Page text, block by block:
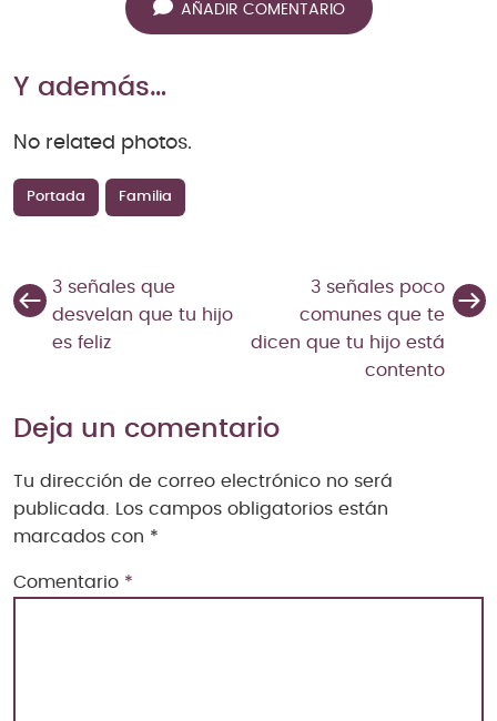
AÑADIR COMENTARIO
Y además…
No related photos.
Portada Familia
3 señales que
desvelan que tu hijo
es feliz
3 señales poco
comunes que te
dicen que tu hijo está
contento
Deja un comentario
Tu dirección de correo electrónico no será
publicada.
Los campos obligatorios están
marcados con *
Comentario *